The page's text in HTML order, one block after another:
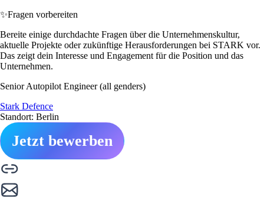
✨Fragen vorbereiten
Bereite einige durchdachte Fragen über die Unternehmenskultur,
aktuelle Projekte oder zukünftige Herausforderungen bei STARK vor.
Das zeigt dein Interesse und Engagement für die Position und das
Unternehmen.
Senior Autopilot Engineer (all genders)
Stark Defence
Standort: Berlin
Jetzt bewerben